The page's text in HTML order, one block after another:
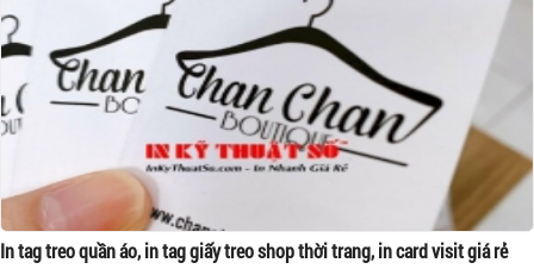
In tag treo quần áo, in tag giấy treo shop thời trang, in card visit giá rẻ